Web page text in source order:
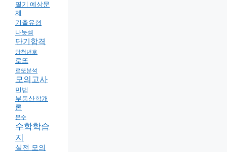
필기 예상문
제
기출유형
나눗셈
단기합격
당첨번호
로또
로또분석
모의고사
민법
부동산학개
론
분수
수학학습
지
실전 모의